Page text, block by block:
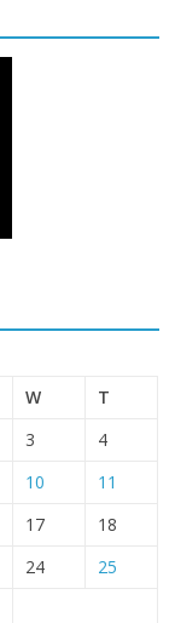
W T
3
4
10
11
17
18
24
25